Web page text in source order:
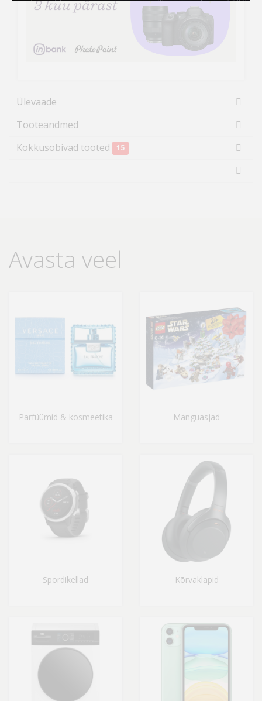
Ülevaade
Tooteandmed
Kokkusobivad tooted
15
Avasta veel
Parfüümid & kosmeetika Mänguasjad
Spordikellad Kõrvaklapid